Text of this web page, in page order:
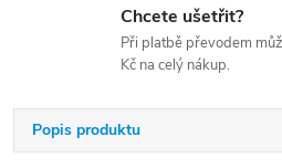
Chcete ušetřit?
Při platbě převodem
Kč na celý nákup.
Popis produktu